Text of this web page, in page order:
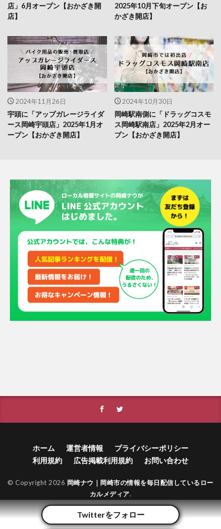
Twitterをフォロー
店」6月オープン【おかざき開
店】
2025年10月下旬オープン【お
かざき開店】
2024年11月26日
宇頭に「アップガレージライダ
ース岡崎宇頭店」2025年1月オ
ープン【おかざき開店】
2024年10月30日
岡崎駅南側に「ドラッグコスモ
ス岡崎駅南店」2025年2月オー
プン【おかざき開店】
ホーム 運営者情報
プライバシーポリシー
利用規約
広告掲載利用規約 お問い合わせ
© Copyright 2026 岡崎ナウ｜岡崎市の情報を毎日配信しているロー
カルメディア.